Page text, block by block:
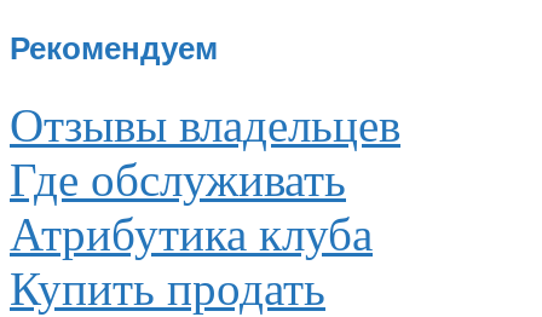
Рекомендуем
Отзывы владельцев
Где обслуживать
Атрибутика клуба
Купить продать